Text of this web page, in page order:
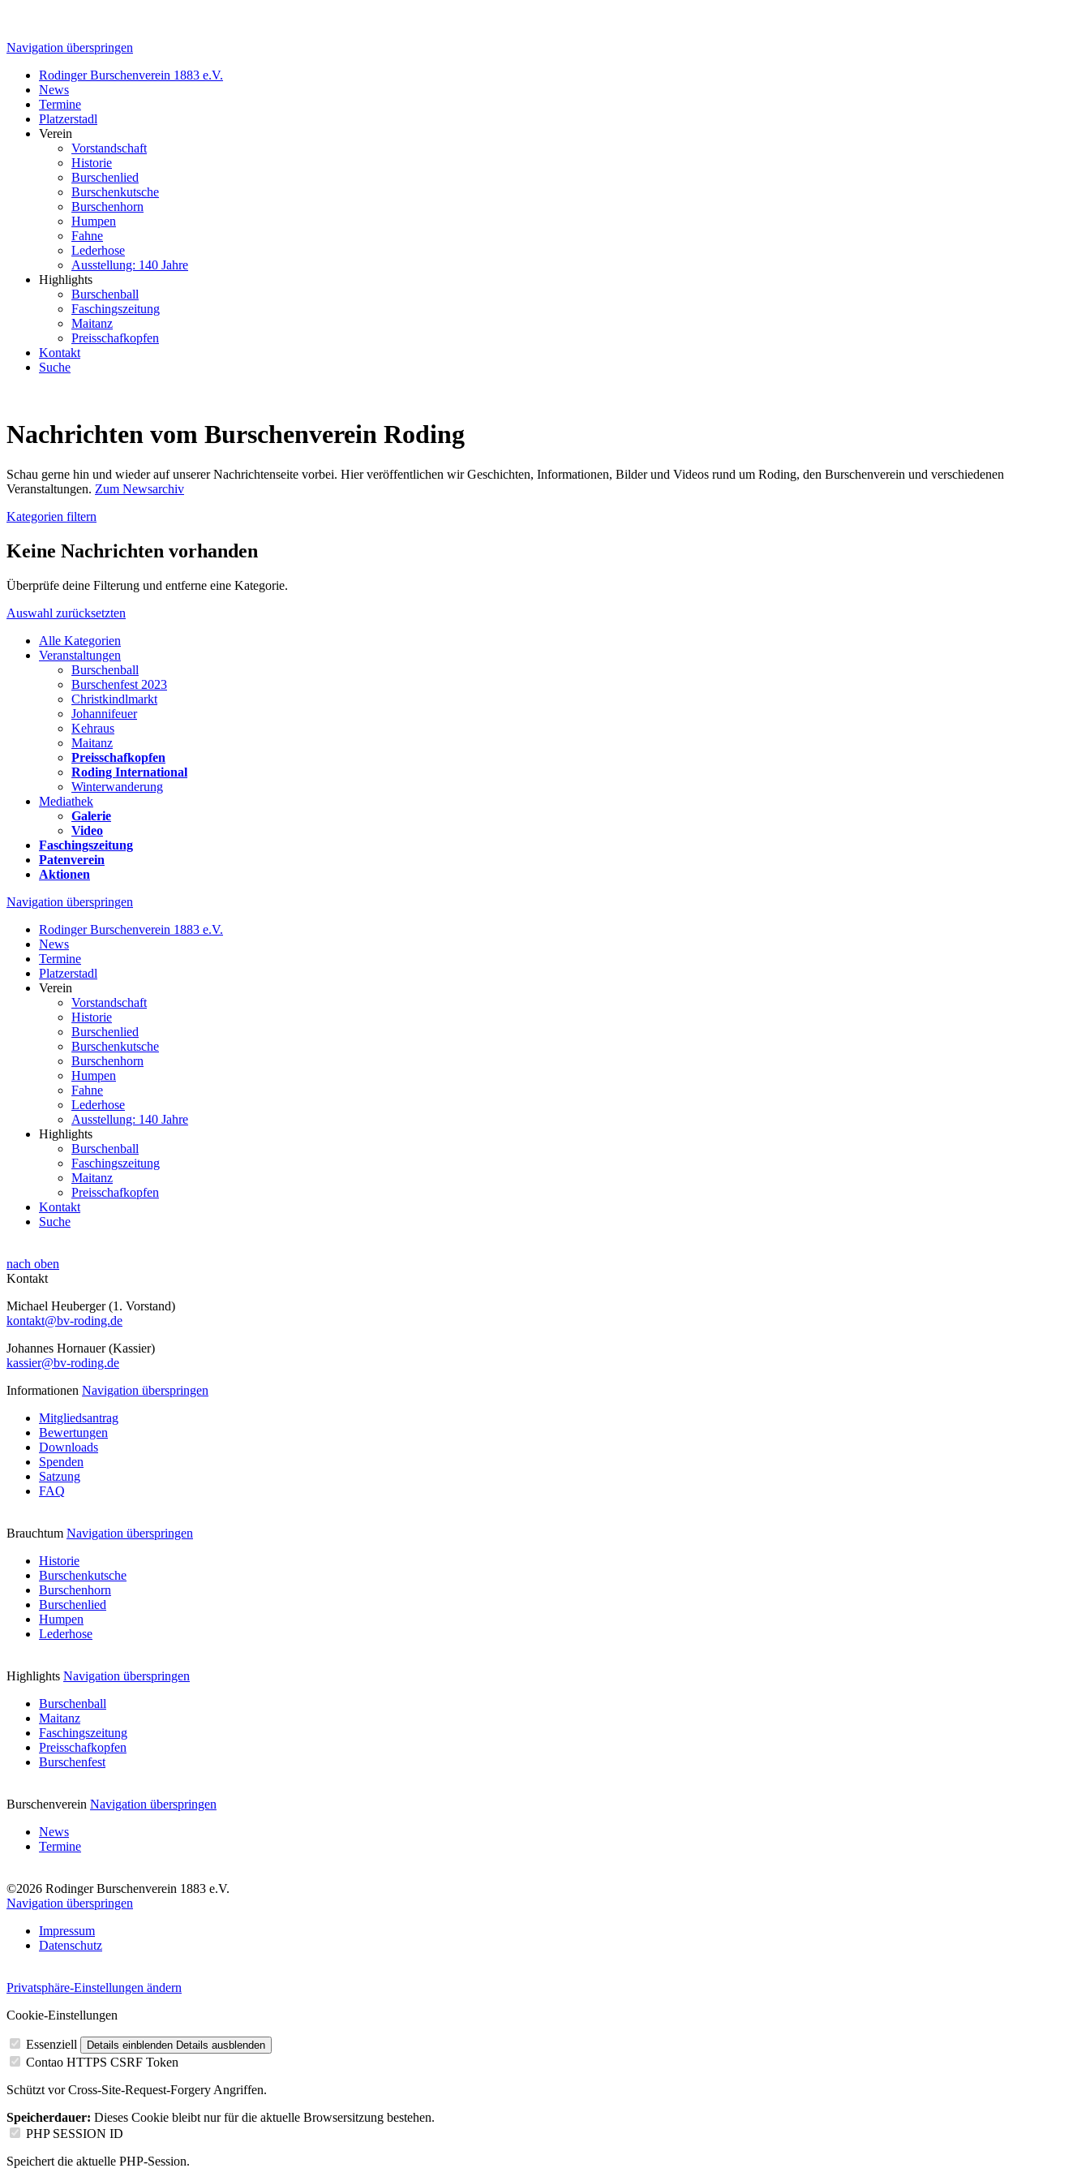
Navigation überspringen
Rodinger Burschenverein 1883 e.V.
News
Termine
Platzerstadl
Verein
Vorstandschaft
Historie
Burschenlied
Burschenkutsche
Burschenhorn
Humpen
Fahne
Lederhose
Ausstellung: 140 Jahre
Highlights
Burschenball
Faschingszeitung
Maitanz
Preisschafkopfen
Kontakt
Suche
Nachrichten vom Burschenverein Roding
Schau gerne hin und wieder auf unserer Nachrichtenseite vorbei. Hier veröffentlichen wir Geschichten, Informationen, Bilder und Videos rund um Roding, den Burschenverein und verschiedenen
Veranstaltungen. Zum Newsarchiv
Kategorien filtern
Keine Nachrichten vorhanden
Überprüfe deine Filterung und entferne eine Kategorie.
Auswahl zurücksetzten
Alle Kategorien
Veranstaltungen
Burschenball
Burschenfest 2023
Christkindlmarkt
Johannifeuer
Kehraus
Maitanz
Preisschafkopfen
Roding International
Winterwanderung
Mediathek
Galerie
Video
Faschingszeitung
Patenverein
Aktionen
Navigation überspringen
Rodinger Burschenverein 1883 e.V.
News
Termine
Platzerstadl
Verein
Vorstandschaft
Historie
Burschenlied
Burschenkutsche
Burschenhorn
Humpen
Fahne
Lederhose
Ausstellung: 140 Jahre
Highlights
Burschenball
Faschingszeitung
Maitanz
Preisschafkopfen
Kontakt
Suche
nach oben
Kontakt
Michael Heuberger (1. Vorstand)
kontakt@bv-roding.de
Johannes Hornauer (Kassier)
kassier@bv-roding.de
Informationen Navigation überspringen
Mitgliedsantrag
Bewertungen
Downloads
Spenden
Satzung
FAQ
Brauchtum Navigation überspringen
Historie
Burschenkutsche
Burschenhorn
Burschenlied
Humpen
Lederhose
Highlights Navigation überspringen
Burschenball
Maitanz
Faschingszeitung
Preisschafkopfen
Burschenfest
Burschenverein Navigation überspringen
News
Termine
©2026 Rodinger Burschenverein 1883 e.V.
Navigation überspringen
Impressum
Datenschutz
Privatsphäre-Einstellungen ändern
Cookie-Einstellungen
Essenziell Details einblenden Details ausblenden
Contao HTTPS CSRF Token
Schützt vor Cross-Site-Request-Forgery Angriffen.
Speicherdauer: Dieses Cookie bleibt nur für die aktuelle Browsersitzung bestehen.
PHP SESSION ID
Speichert die aktuelle PHP-Session.